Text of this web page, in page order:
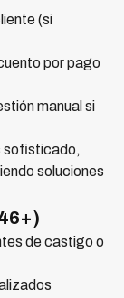
(si
por pago
manual si
sofisticado,
soluciones
de castigo o